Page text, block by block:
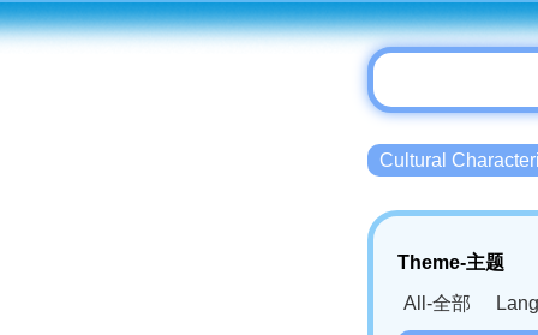
Cultural
Theme-主题
All-全部